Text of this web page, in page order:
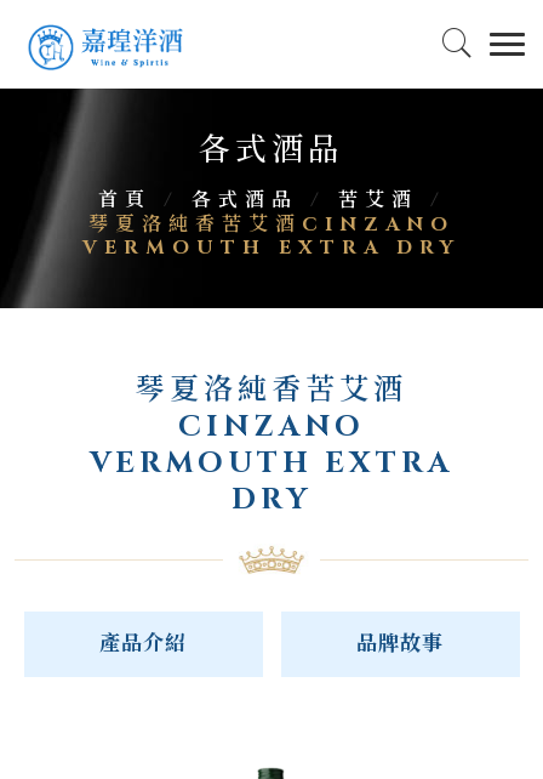
各式酒品
首頁 / 各式酒品 / 苦艾酒
/
琴夏洛純香苦艾酒CINZANO
VERMOUTH EXTRA DRY
琴夏洛純香苦艾酒
CINZANO
VERMOUTH EXTRA
DRY
產品介紹 品牌故事